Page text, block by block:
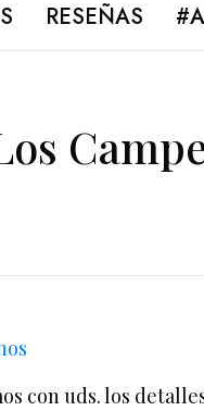
RESEÑAS
con uds. los